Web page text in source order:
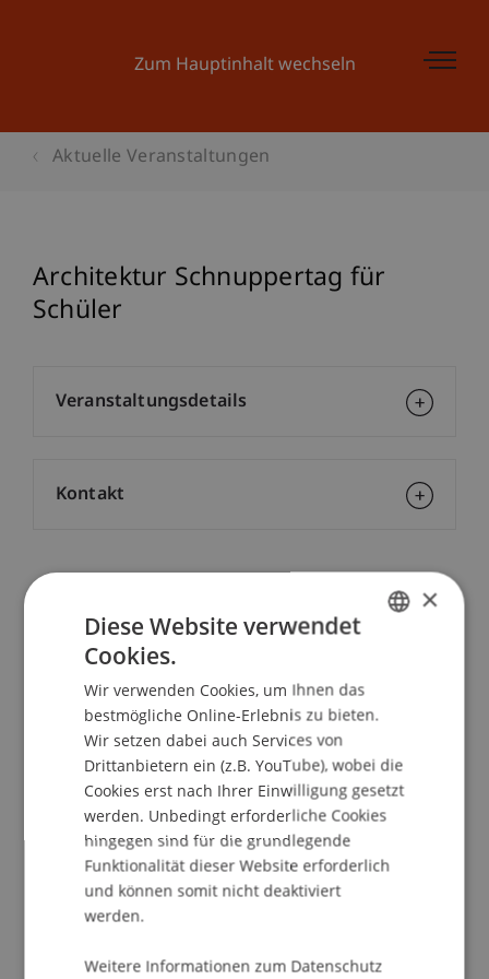
Zum Hauptinhalt wechseln
Aktuelle Veranstaltungen
Architektur Schnuppertag für
Schüler
Dozierende/Dozierender:
Dipl.-Ing. Arch. HugoDworzakMArch
School/Professur:
Studienverwaltung Bachelorstudiengang
Architektur
Mit dem Schnuppertag bekommen interessierte
Jugendliche eine wertvolle Entscheidungshilfe
und einen möglichst umfassenden Einblick in den
Fachbereich und das Studium.
Programm
Informationsgespräche, massgeschneiderter
Veranstaltungsdetails
Kontakt
×
Diese Website verwendet
Cookies.
Wir verwenden Cookies, um Ihnen das
bestmögliche Online-Erlebnis zu bieten.
Wir setzen dabei auch Services von
Drittanbietern ein (z.B. YouTube), wobei die
Cookies erst nach Ihrer Einwilligung gesetzt
werden. Unbedingt erforderliche Cookies
hingegen sind für die grundlegende
Funktionalität dieser Website erforderlich
und können somit nicht deaktiviert
werden.
Weitere Informationen zum Datenschutz